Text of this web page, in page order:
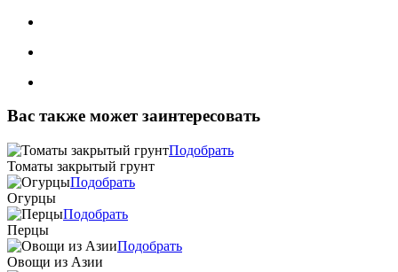
Вас также может заинтересовать
Томаты закрытый грунт
Подобрать
Огурцы
Подобрать
Перцы
Подобрать
Овощи из Азии
Подобрать